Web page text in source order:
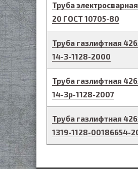
Труба
20 ГОСТ 10705-80
Труба газлифтная 426
14-3-1128-2000
Труба газлифтная 426
14-3р-1128-2007
Труба газлифтная 426
1319-1128-00186654-